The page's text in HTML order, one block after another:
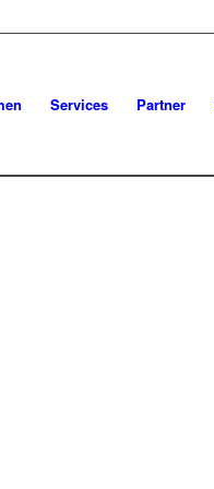
Services Partner